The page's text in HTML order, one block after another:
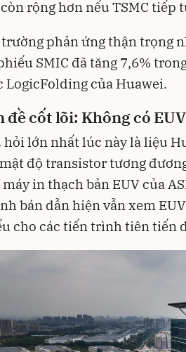
rộng hơn nếu TSMC tiếp
phản ứng thận trọng
SMIC đã tăng 7,6%
LogicFolding của Huawei.
đề cốt lõi: Không có EUV
hỏi lớn nhất lúc này là liệu
độ transistor tương
máy in thạch bản EUV của
bán dẫn hiện vẫn xem
cho các tiến trình tiên tiến